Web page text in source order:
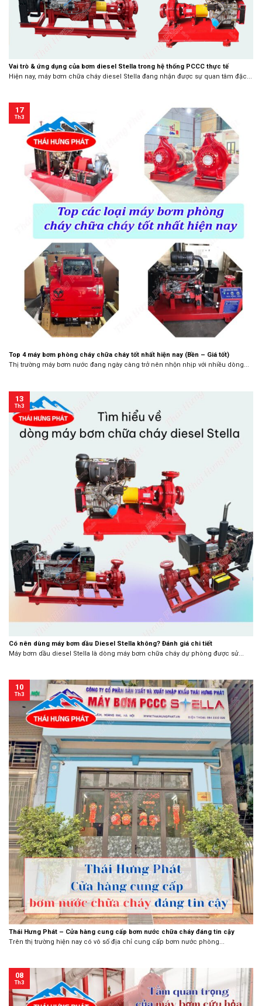
Vai trò & ứng dụng của bơm diesel Stella trong hệ thống PCCC thực tế
Hiện nay, máy bơm chữa cháy diesel Stella đang nhận được sự quan tâm đặc...
Top 4 máy bơm phòng cháy chữa cháy tốt nhất hiện nay (Bền – Giá tốt)
Thị trường máy bơm nước đang ngày càng trở nên nhộn nhịp với nhiều dòng...
17
Th3
Có nên dùng máy bơm dầu Diesel Stella không? Đánh giá chi tiết
Máy bơm dầu diesel Stella là dòng máy bơm chữa cháy dự phòng được sử...
13
Th3
Thái Hưng Phát – Cửa hàng cung cấp bơm nước chữa cháy đáng tin cậy
Trên thị trường hiện nay có vô số địa chỉ cung cấp bơm nước phòng...
10
Th3
08
Th3